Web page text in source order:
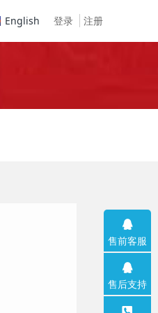
登录 注册
English
售前客服
售后支持